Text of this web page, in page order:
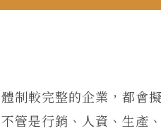
體制較完整的企業，都會
不管是行銷、人資、生產